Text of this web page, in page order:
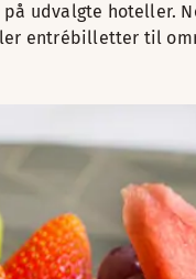
udvalgte
entrébilletter til